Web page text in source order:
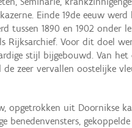
Einde 19de eeuw
tussen 1890 en 1902 onder
Rijksarchief. Voor dit doel
stijl bijgebouwd. Van
de zeer vervallen oostelijke
opgetrokken uit Doornikse
benedenvensters,